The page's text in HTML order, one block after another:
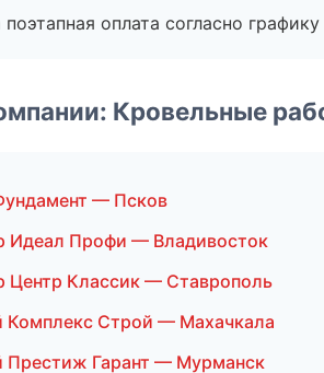
оплата согласно
Кровельные
— Псков
Идеал Профи — Владивосток
Центр Классик — Ставрополь
Комплекс Строй — Махачкала
Престиж Гарант — Мурманск